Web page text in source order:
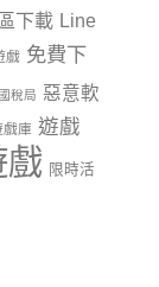
下載 Line
戲 免費下
稅局 惡意軟
戲庫 遊戲
戲 限時活